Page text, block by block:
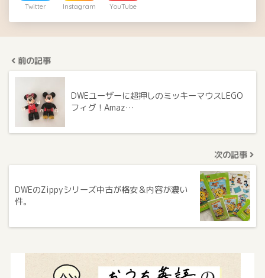
Twitter Instagram YouTube
前の記事
DWEユーザーに超押しのミッキーマウスLEGO
フィグ！Amaz…
次の記事
DWEのZippyシリーズ中古が格安＆内容が濃い
件。